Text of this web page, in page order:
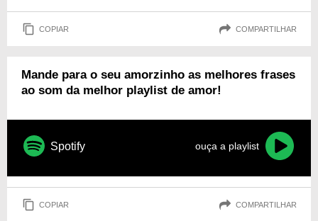
COPIAR COMPARTILHAR
Mande para o seu amorzinho as melhores frases
ao som da melhor playlist de amor!
Spotify ouça a playlist
COPIAR COMPARTILHAR